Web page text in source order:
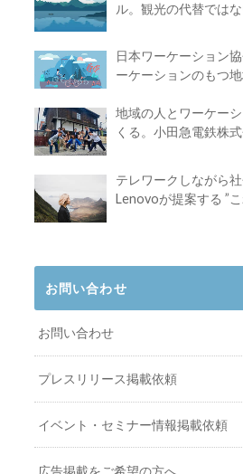
ル。観光の代替では
日本ワーケーション
ーケーションのもつ
地域の人とワーケー
くる。小田急電鉄株
テレワークしながら社
Lenovoが提案する ”
お問い合わせ
お問い合わせ
プレスリリース掲載依頼
イベント・セミナー情報掲載依頼
広告掲載をご希望の方へ